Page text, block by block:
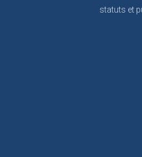
statuts et